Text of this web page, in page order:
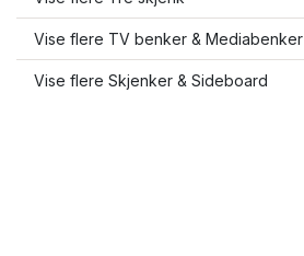
Vise flere TV benker & Mediabenker
Vise flere Skjenker & Sideboard